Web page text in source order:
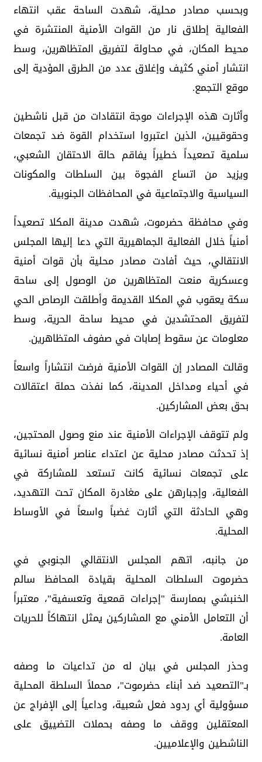
وبحسب مصادر محلية، شهدت الساحة عقب انتهاء
الفعالية إطلاق نار من القوات الأمنية المنتشرة في
محيط المكان، في محاولة لتفريق المتظاهرين، وسط
انتشار أمني كثيف وإغلاق عدد من الطرق المؤدية إلى
موقع التجمع.
وأثارت هذه الإجراءات موجة انتقادات من قبل ناشطين
وحقوقيين، الذين اعتبروا استخدام القوة ضد تجمعات
سلمية تصعيداً خطيراً يفاقم حالة الاحتقان الشعبي،
ويزيد من اتساع الفجوة بين السلطات والمكونات
السياسية والاجتماعية في المحافظات الجنوبية.
وفي محافظة حضرموت، شهدت مدينة المكلا تصعيداً
أمنياً خلال الفعالية الجماهيرية التي دعا إليها المجلس
الانتقالي، حيث أفادت مصادر محلية بأن قوات أمنية
وعسكرية منعت المتظاهرين من الوصول إلى ساحة
سكة يعقوب في المكلا القديمة وأطلقت الرصاص الحي
لتفريق المحتشدين في محيط ساحة الحرية، وسط
معلومات عن سقوط إصابات في صفوف المتظاهرين.
وقالت المصادر إن القوات الأمنية فرضت انتشاراً واسعاً
في أحياء ومداخل المدينة، كما نفذت حملة اعتقالات
بحق بعض المشاركين.
ولم تتوقف الإجراءات الأمنية عند منع وصول المحتجين،
إذ تحدثت مصادر محلية عن اعتداء عناصر أمنية نسائية
على تجمعات نسائية كانت تستعد للمشاركة في
الفعالية، وإجبارهن على مغادرة المكان تحت التهديد،
وهي الحادثة التي أثارت غضباً واسعاً في الأوساط
المحلية.
من جانبه، اتهم المجلس الانتقالي الجنوبي في
حضرموت السلطات المحلية بقيادة المحافظ سالم
الخنبشي بممارسة "إجراءات قمعية وتعسفية"، معتبراً
أن التعامل الأمني مع المشاركين يمثل انتهاكاً للحريات
العامة.
وحذر المجلس في بيان له من تداعيات ما وصفه
بـ"التصعيد ضد أبناء حضرموت"، محملاً السلطة المحلية
مسؤولية أي ردود فعل شعبية، وداعياً إلى الإفراج عن
المعتقلين ووقف ما وصفه بحملات التضييق على
الناشطين والإعلاميين.